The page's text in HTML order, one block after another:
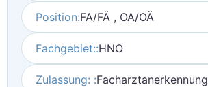
Position:FA/FÄ , OA/OÄ
Fachgebiet::HNO
Zulassung: :Facharztanerkennung